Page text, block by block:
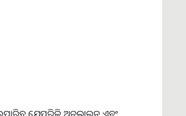
ଯେପରିକି ଅନଲାଇନ୍ ଏବଂ